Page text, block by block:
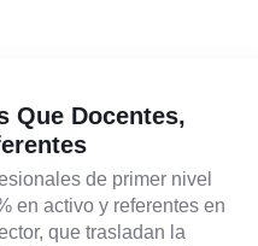
Que Docentes,
de primer nivel
en activo y referentes en
que trasladan la